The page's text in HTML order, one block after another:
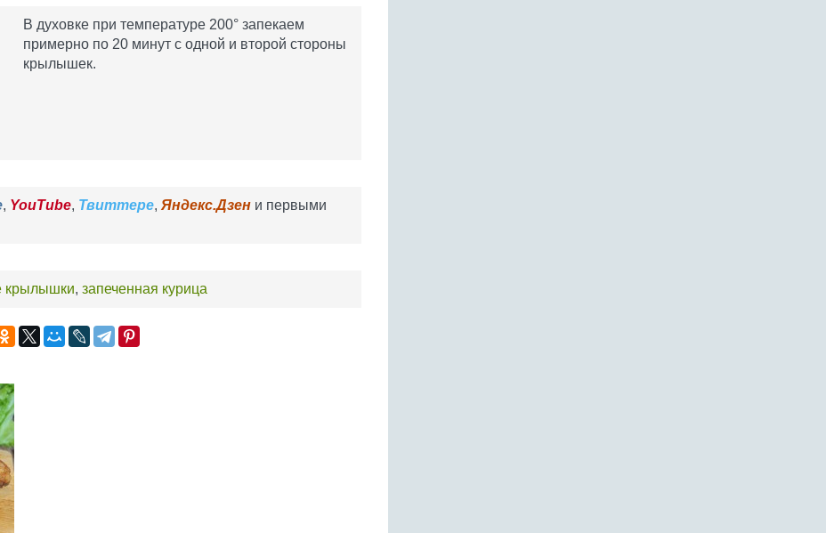
В духовке при температуре 200° запекаем
примерно по 20 минут с одной и второй стороны
крылышек.
, YouTube, Твиттере, Яндекс.Дзен и первыми
крылышки, запеченная курица